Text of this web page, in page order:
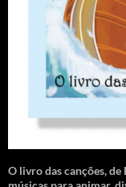
O livro das canções,de